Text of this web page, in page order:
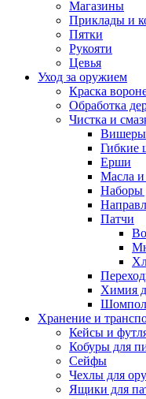
Магазины
Приклады и
Пятки
Рукояти
Цевья
Уход за оружием
Краска
Обработка
Чистка и
Вишеры
Гибкие
Ерши
Масла и
Наборы
Патчи
Химия
Хранение и
Кейсы и
Кобуры для
Сейфы
Чехлы для
Ящики для